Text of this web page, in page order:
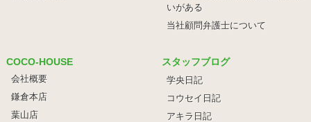
いがある
当社顧問弁護士について
COCO-HOUSE
会社概要
鎌倉本店
葉山店
スタッフブログ
学央日記
コウセイ日記
アキラ日記